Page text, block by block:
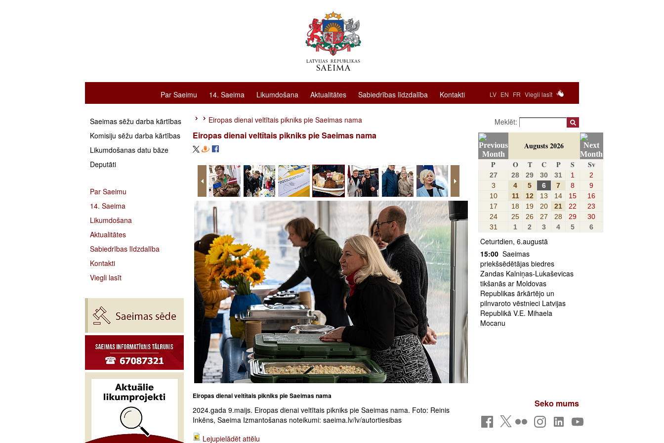
LV EN FR Viegli lasīt
Par Saeimu 14. Saeima Likumdošana Aktualitātes Sabiedrības līdzdalība Kontakti
Saeimas sēžu darba kārtības
Komisiju sēžu darba kārtības
Likumdošanas datu bāze
Deputāti
Par Saeimu
14. Saeima
Likumdošana
Aktualitātes
Sabiedrības līdzdalība
Kontakti
Viegli lasīt
Eiropas dienai veltītais pikniks pie Saeimas nama
Eiropas dienai veltītais pikniks pie Saeimas nama
Eiropas dienai veltītais pikniks pie Saeimas nama
2024.gada 9.maijs. Eiropas dienai veltītais pikniks pie Saeimas nama. Foto: Reinis
Inkēns, Saeima Izmantošanas noteikumi: saeima.lv/lv/autortiesibas
Lejupielādēt attēlu
Meklēt:
Augusts 2026
P
O T C P S Sv
27 28 29 30 31 1
2
3
4 5 6 7 8
9
10
11 12 13 14 15
16
17
18 19 20 21 22
23
24
25 26 27 28 29
30
31
1 2 3 4 5 6
Ceturtdien, 6.augustā
15:00 Saeimas
priekšsēdētājas biedres
Zandas Kalniņas-Lukaševicas
tikšanās ar Moldovas
Republikas ārkārtējo un
pilnvaroto vēstnieci Latvijas
Republikā V.E. Mihaela
Mocanu
Seko mums